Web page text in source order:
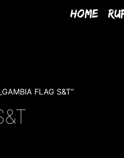
Home
FLAG S&T“